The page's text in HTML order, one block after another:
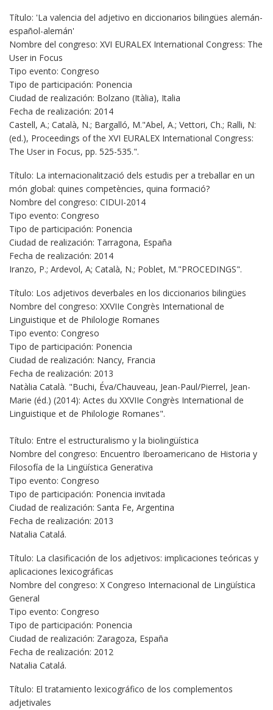
Título: 'La valencia del adjetivo en diccionarios bilingües alemán-
español-alemán'
Nombre del congreso: XVI EURALEX International Congress: The
User in Focus
Tipo evento: Congreso
Tipo de participación: Ponencia
Ciudad de realización: Bolzano (Itàlia), Italia
Fecha de realización: 2014
Castell, A.; Català, N.; Bargalló, M."Abel, A.; Vettori, Ch.; Ralli, N:
(ed.), Proceedings of the XVI EURALEX International Congress:
The User in Focus, pp. 525-535.".
Título: La internacionalització dels estudis per a treballar en un
món global: quines competències, quina formació?
Nombre del congreso: CIDUI-2014
Tipo evento: Congreso
Tipo de participación: Ponencia
Ciudad de realización: Tarragona, España
Fecha de realización: 2014
Iranzo, P.; Ardevol, A; Català, N.; Poblet, M."PROCEDINGS".
Título: Los adjetivos deverbales en los diccionarios bilingües
Nombre del congreso: XXVIIe Congrès International de
Linguistique et de Philologie Romanes
Tipo evento: Congreso
Tipo de participación: Ponencia
Ciudad de realización: Nancy, Francia
Fecha de realización: 2013
Natàlia Català. "Buchi, Éva/Chauveau, Jean-Paul/Pierrel, Jean-
Marie (éd.) (2014): Actes du XXVIIe Congrès International de
Linguistique et de Philologie Romanes".
Título: Entre el estructuralismo y la biolingüística
Nombre del congreso: Encuentro Iberoamericano de Historia y
Filosofía de la Lingüística Generativa
Tipo evento: Congreso
Tipo de participación: Ponencia invitada
Ciudad de realización: Santa Fe, Argentina
Fecha de realización: 2013
Natalia Catalá.
Título: La clasificación de los adjetivos: implicaciones teóricas y
aplicaciones lexicográficas
Nombre del congreso: X Congreso Internacional de Lingüística
General
Tipo evento: Congreso
Tipo de participación: Ponencia
Ciudad de realización: Zaragoza, España
Fecha de realización: 2012
Natalia Catalá.
Título: El tratamiento lexicográfico de los complementos
adjetivales